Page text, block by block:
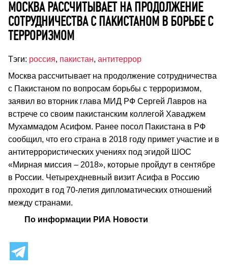
МОСКВА РАССЧИТЫВАЕТ НА ПРОДОЛЖЕНИЕ
СОТРУДНИЧЕСТВА С ПАКИСТАНОМ В БОРЬБЕ С
ТЕРРОРИЗМОМ
Тэги: россия, пакистан, антитеррор
Москва рассчитывает на продолжение сотрудничества
с Пакистаном по вопросам борьбы с терроризмом,
заявил во вторник глава МИД РФ Сергей Лавров на
встрече со своим пакистанским коллегой Хаваджем
Мухаммадом Асифом. Ранее посол Пакистана в РФ
сообщил, что его страна в 2018 году примет участие и в
антитеррористических учениях под эгидой ШОС
«Мирная миссия – 2018», которые пройдут в сентябре
в России. Четырехдневный визит Асифа в Россию
проходит в год 70-летия дипломатических отношений
между странами.
По информации РИА Новости